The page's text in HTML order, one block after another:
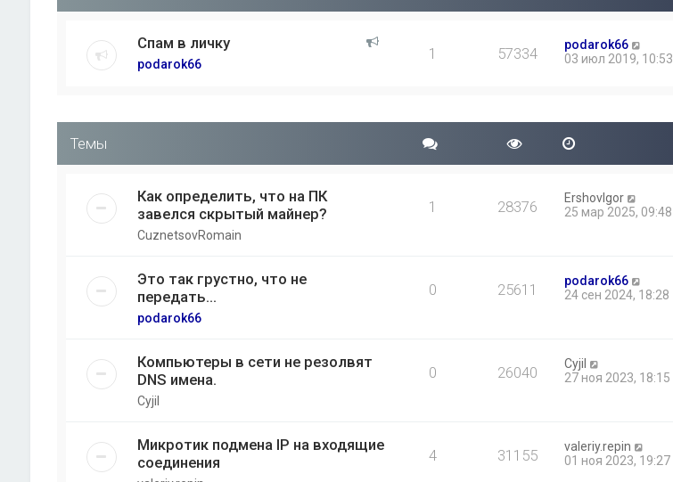
Спам в личку
podarok66
1 57334
podarok66
03 июл 2019, 10:53
Темы
Как определить, что на ПК
завелся скрытый майнер?
CuznetsovRomain
1 28376
ErshovIgor
25 мар 2025, 09:48
Это так грустно, что не
передать...
podarok66
0 25611
podarok66
24 сен 2024, 18:28
Компьютеры в сети не резолвят
DNS имена.
Cyjil
0 26040
Cyjil
27 ноя 2023, 18:15
Микротик подмена IP на входящие
соединения
4 31155
valeriy.repin
01 ноя 2023, 19:27